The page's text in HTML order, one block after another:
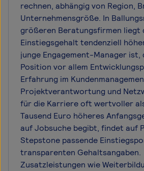
rechnen, abhängig von Region,
Unternehmensgröße. In
größeren Beratungsfirmen liegt
Einstiegsgehalt tendenziell
junge Engagement-Manager ist,
Position vor allem
Erfahrung im
Projektverantwortung und
für die Karriere oft wertvoller
Tausend Euro höheres
auf Jobsuche begibt, findet auf
Stepstone passende
transparenten Gehaltsangaben.
Zusatzleistungen wie